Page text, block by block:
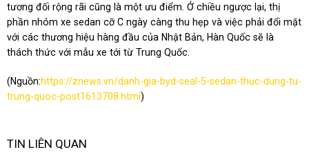
tương đối rộng rãi cũng là một ưu điểm. Ở chiều ngược lại, thị
phần nhóm xe sedan cỡ C ngày càng thu hẹp và việc phải đổi mặt
với các thương hiệu hàng đầu của Nhật Bản, Hàn Quốc sẽ là
thách thức với mẫu xe tới từ Trung Quốc.
(Nguồn:https://znews.vn/danh-gia-byd-seal-5-sedan-thuc-dung-tu-
trung-quoc-post1613708.html)
TIN LIÊN QUAN